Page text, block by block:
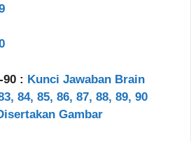
: Kunci Jawaban Brain
84, 85, 86, 87, 88, 89, 90
Gambar